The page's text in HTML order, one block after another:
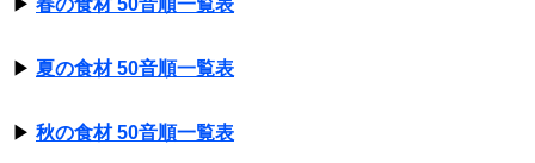
▶ 春の食材 50音順一覧表
▶ 夏の食材 50音順一覧表
▶ 秋の食材 50音順一覧表